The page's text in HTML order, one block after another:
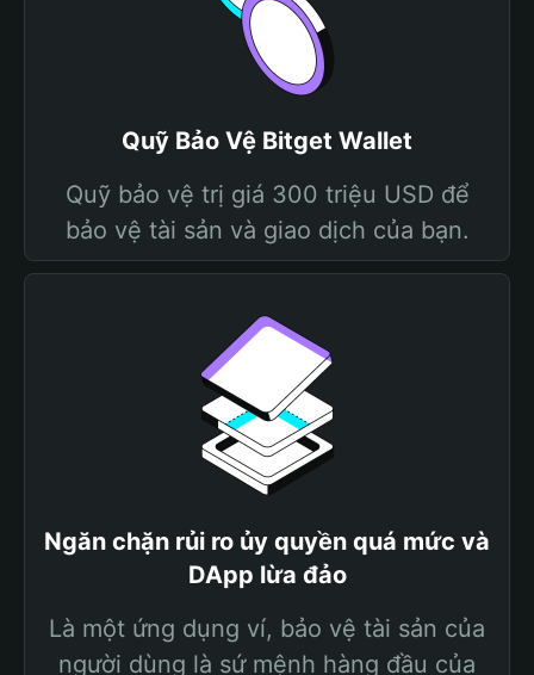
Quỹ Bảo Vệ Bitget Wallet
Quỹ bảo vệ trị giá 300 triệu USD để
bảo vệ tài sản và giao dịch của bạn.
Ngăn chặn rủi ro ủy quyền quá mức và
DApp lừa đảo
Là một ứng dụng ví, bảo vệ tài sản của
người dùng là sứ mệnh hàng đầu của